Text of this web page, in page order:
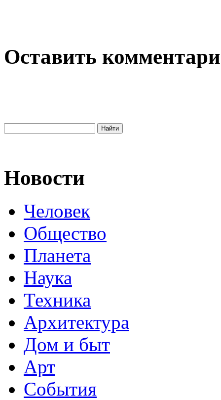
Оставить
Новости
Человек
Общество
Планета
Наука
Техника
Архитектура
Дом и быт
Арт
События